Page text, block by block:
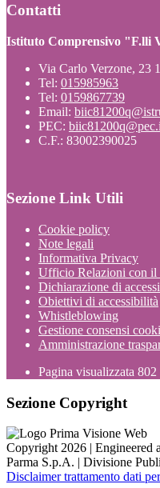
Contatti
Istituto Comprensivo "F.lli
Via Carlo Verzone, 23
Tel: 015985963
Tel: 0159867739
Email:
PEC:
C.F.: 83002390025
Sezione Link Utili
Cookie policy
Note legali
Informativa Privacy
Ufficio Relazioni con il
Dichiarazione di
Obiettivi di accessibilità
Whistleblowing
Gestione consensi
Amministrazione
Pagina visualizzata 802
Sezione Copyright
Copyright 2026 | Engineered
Parma S.p.A. | Divisione
Disclaimer trattamento dati